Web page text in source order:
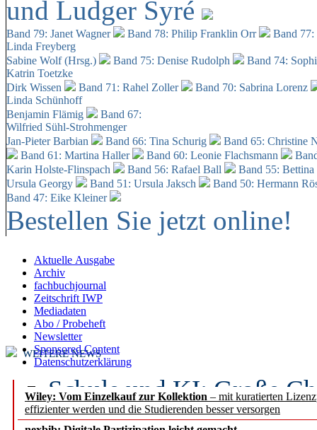
und Ludger Syré
Band 79: Janet Wagner Band 78: Philip Franklin Orr
Band
Linda Freyberg
Sabine Wolf (Hrsg.)
Band 75: Denise Rudolph
Band 74:
Katrin Toetzke
Dirk Wissen
Band 71: Rahel Zoller
Band 70: Sabrina Lorenz
Linda Schünhoff
Benjamin Flämig
Band 67:
Wilfried Sühl-Strohmenger
Jan-Pieter Barbian
Band 66: Tina Schurig
Band 65: Christine
Band 61: Martina Haller
Band 60: Leonie Flachsmann
Karin Holste-Flinspach
Band 56: Rafael Ball
Band 55:
Ursula Georgy
Band 51: Ursula Jaksch Band 50: Hermann
Band 47: Eike Kleiner
Bestellen Sie jetzt online!
Aktuelle Ausgabe
Archiv
fachbuchjournal
Zeitschrift IWP
Mediadaten
Abo / Probeheft
Newsletter
Sponsored Content
Datenschutzerklärung
Wiley: Vom Einzelkauf zur Kollektion – mit kuratierten
effizienter werden und die Studierenden besser versorgen
WEITERE NEWS
Schule und KI: Große
Voraussetzungen